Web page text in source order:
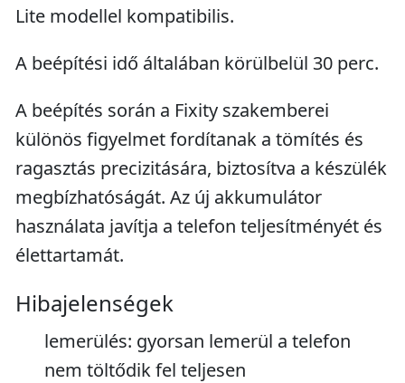
Lite modellel kompatibilis.
A beépítési idő általában körülbelül 30 perc.
A beépítés során a Fixity szakemberei
különös figyelmet fordítanak a tömítés és
ragasztás precizitására, biztosítva a készülék
megbízhatóságát. Az új akkumulátor
használata javítja a telefon teljesítményét és
élettartamát.
Hibajelenségek
lemerülés: gyorsan lemerül a telefon
nem töltődik fel teljesen